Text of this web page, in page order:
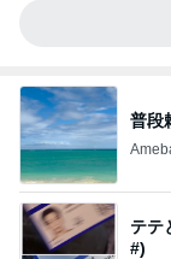
普段
テテ
#)